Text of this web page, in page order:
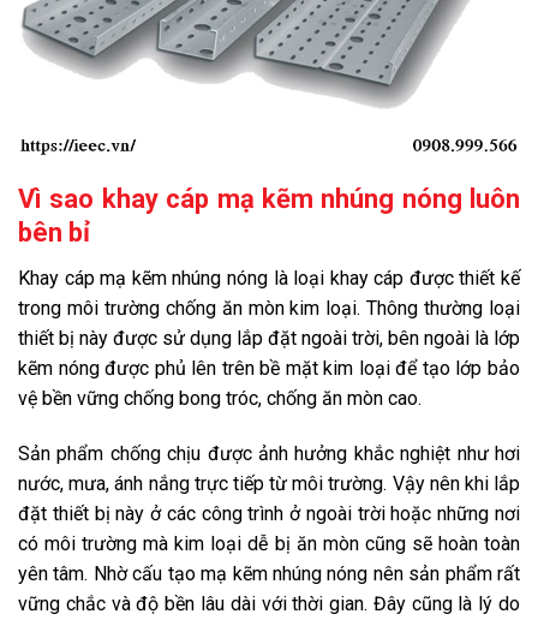
Vì sao khay cáp mạ kẽm nhúng nóng luôn
bên bỉ
Khay cáp mạ kẽm nhúng nóng là loại khay cáp được thiết kế
trong môi trường chống ăn mòn kim loại. Thông thường loại
thiết bị này được sử dụng lắp đặt ngoài trời, bên ngoài là lớp
kẽm nóng được phủ lên trên bề mặt kim loại để tạo lớp bảo
vệ bền vững chống bong tróc, chống ăn mòn cao.
Sản phẩm chống chịu được ảnh hưởng khắc nghiệt như hơi
nước, mưa, ánh nắng trực tiếp từ môi trường. Vậy nên khi lắp
đặt thiết bị này ở các công trình ở ngoài trời hoặc những nơi
có môi trường mà kim loại dễ bị ăn mòn cũng sẽ hoàn toàn
yên tâm. Nhờ cấu tạomạ kẽm nhúng nóng nên sản phẩm rất
vững chắc và độ bền lâu dài với thời gian. Đây cũng là lý do